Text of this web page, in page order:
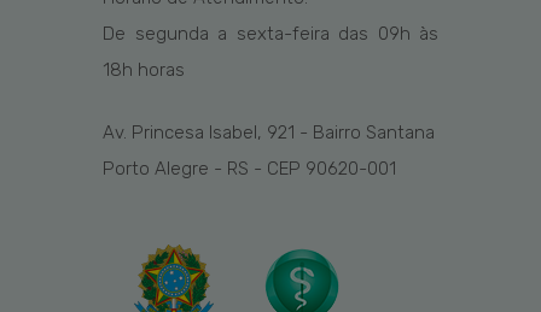
De segunda a sexta-feira das 09h às
18h horas
Av. Princesa Isabel, 921 - Bairro Santana
Porto Alegre - RS - CEP 90620-001